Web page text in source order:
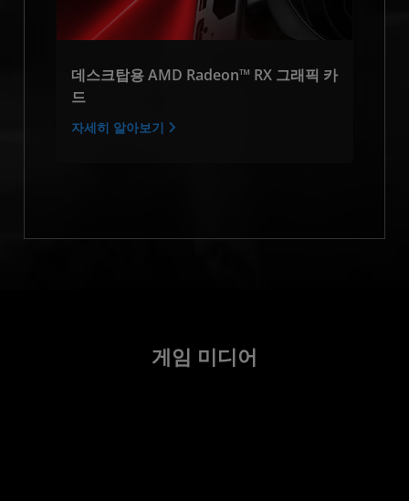
데스크탑용 AMD Radeon™ RX 그래픽 카
드
자세히 알아보기
게임 미디어